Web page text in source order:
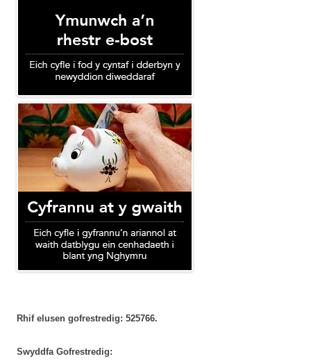
Rhif elusen gofrestredig: 525766.
Swyddfa Gofrestredig: